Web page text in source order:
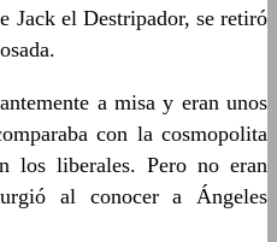
Jack el Destripador, se retiró
a misa y eran unos
con la cosmopolita
los liberales. Pero no eran
al conocer a Ángeles